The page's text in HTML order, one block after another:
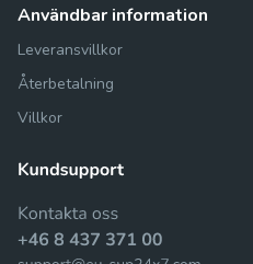
användbar information
Leveransvillkor
Återbetalning
Villkor